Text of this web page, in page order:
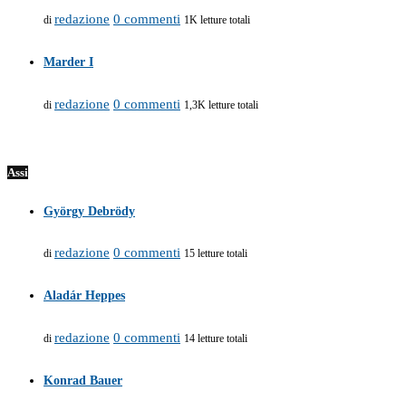
di redazione 0 commenti 1K letture totali
Marder I
di redazione 0 commenti 1,3K letture totali
Assi
György Debrödy
di redazione 0 commenti 15 letture totali
Aladár Heppes
di redazione 0 commenti 14 letture totali
Konrad Bauer